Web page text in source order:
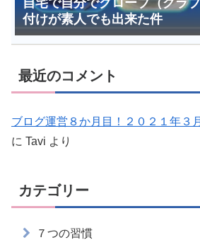
自宅で自分でグローブ（グラ
付けが素人でも出来た件
最近のコメント
ブログ運営８か月目！２０２１年３
に Tavi より
カテゴリー
７つの習慣